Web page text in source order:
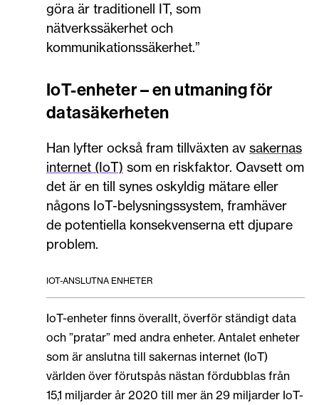
göra är traditionell IT, som
nätverkssäkerhet och
kommunikationssäkerhet.”
IoT-enheter – en utmaning för
datasäkerheten
Han lyfter också fram tillväxten av sakernas
internet (IoT) som en riskfaktor. Oavsett om
det är en till synes oskyldig mätare eller
någons IoT-belysningssystem, framhäver
de potentiella konsekvenserna ett djupare
problem.
IOT-ANSLUTNA ENHETER
IoT-enheter finns överallt, överför ständigt data
och ”pratar” med andra enheter. Antalet enheter
som är anslutna till sakernas internet (IoT)
världen över förutspås nästan fördubblas från
15,1 miljarder år 2020 till mer än 29 miljarder IoT-